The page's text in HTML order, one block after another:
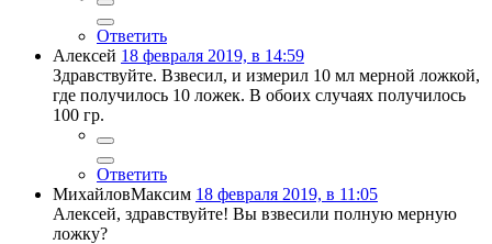
Ответить
Алексей 18 февраля 2019, в 14:59
Здравствуйте. Взвесил, и измерил 10 мл мерной ложкой,
где получилось 10 ложек. В обоих случаях получилось
100 гр.
Ответить
МихайловМаксим 18 февраля 2019, в 11:05
Алексей, здравствуйте! Вы взвесили полную мерную
ложку?